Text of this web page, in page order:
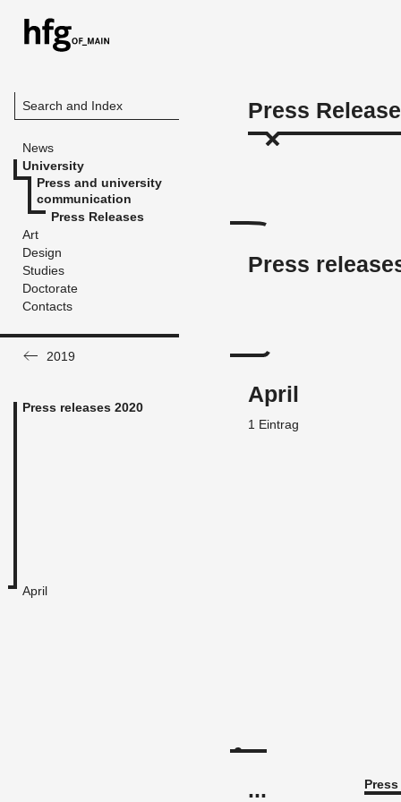
Search and Index
News
University
Press and university
communication
Press Releases
Art
Design
Studies
Doctorate
Contacts
2019
Press releases 2020
April
Press
Press
April
1 Ein­trag
...